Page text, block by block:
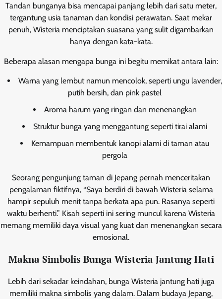
Tandan bunganya bisa mencapai panjang lebih dari satu meter,
tergantung usia tanaman dan kondisi perawatan. Saat mekar
penuh, Wisteria menciptakan suasana yang sulit digambarkan
hanya dengan kata-kata.
Beberapa alasan mengapa bunga ini begitu memikat antara lain:
Warna yang lembut namun mencolok, seperti ungu lavender,
putih bersih, dan pink pastel
Aroma harum yang ringan dan menenangkan
Struktur bunga yang menggantung seperti tirai alami
Kemampuan membentuk kanopi alami di taman atau
pergola
Seorang pengunjung taman di Jepang pernah menceritakan
pengalaman fiktifnya, “Saya berdiri di bawah Wisteria selama
hampir sepuluh menit tanpa berkata apa pun. Rasanya seperti
waktu berhenti.” Kisah seperti ini sering muncul karena Wisteria
memang memiliki daya visual yang kuat dan menenangkan secara
emosional.
Makna Simbolis Bunga Wisteria Jantung Hati
Lebih dari sekadar keindahan, bunga Wisteria jantung hati juga
memiliki makna simbolis yang dalam. Dalam budaya Jepang,